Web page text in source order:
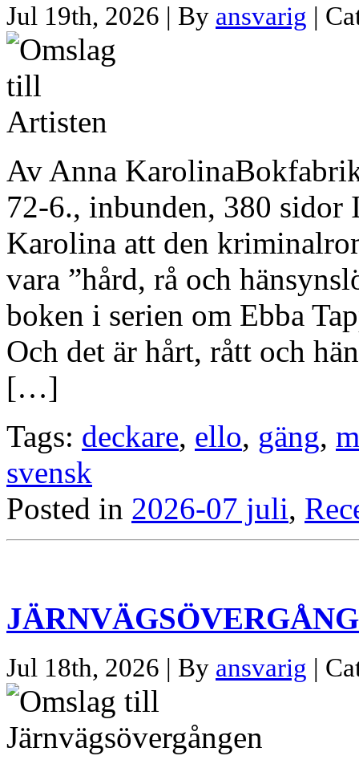
Jul 19th, 2026 | By ansvarig |
Av Anna
72-6., inbunden, 380
Karolina att den
vara ”hård, rå och
boken i serien om Ebba
Och det är hårt, rått och
[…]
Tags: deckare, ello, gäng,
svensk
Posted in 2026-07 juli,
Jul 18th, 2026 | By ansvarig |